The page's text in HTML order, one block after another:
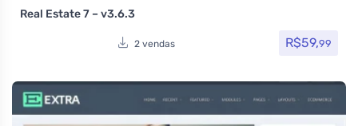
Themeforest
Real Estate 7 – v3.6.3
2 vendas R$59,99